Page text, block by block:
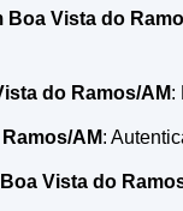
Vista do
do Ramos/AM:
AM:
Vista do